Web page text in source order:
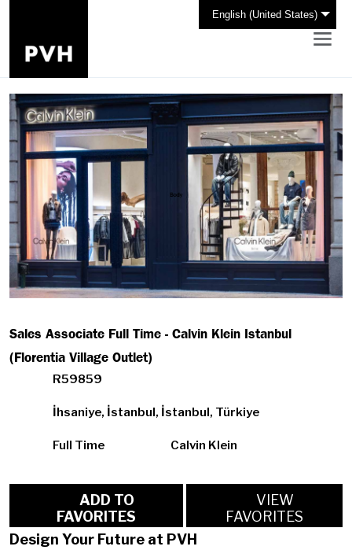
English (United States)
Sales Associate Full Time - Calvin Klein Istanbul
(Florentia Village Outlet)
R59859
İhsaniye, İstanbul, İstanbul, Türkiye
Full Time Calvin Klein
FAVORITES
VIEW
FAVORITES
Design Your Future at PVH